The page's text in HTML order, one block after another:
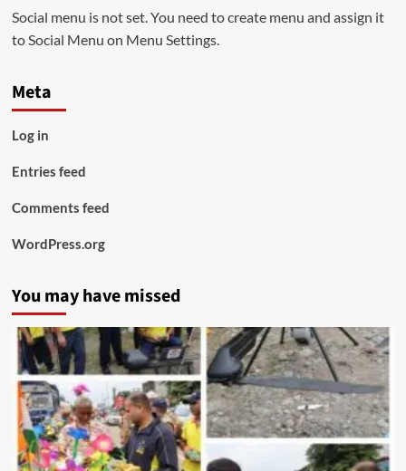
Social menu is not set. You need to create menu and assign it
to Social Menu on Menu Settings.
Meta
Log in
Entries feed
Comments feed
WordPress.org
You may have missed